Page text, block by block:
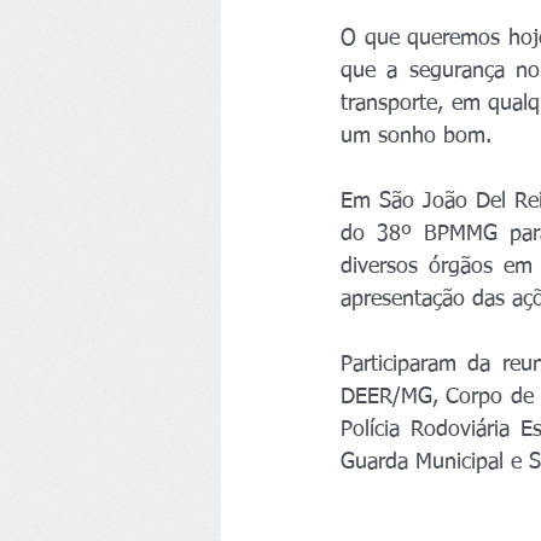
O que queremos
que a segurança
transporte, em
um sonho bom.
Em São João Del
do 38º BPMMG
diversos órgãos
apresentação das
Participaram da
DEER/MG, Corpo
Polícia Rodoviária
Guarda Municipal e